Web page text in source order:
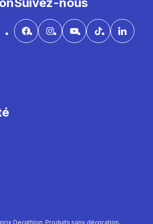
Decathlon. Produits sans décoration.